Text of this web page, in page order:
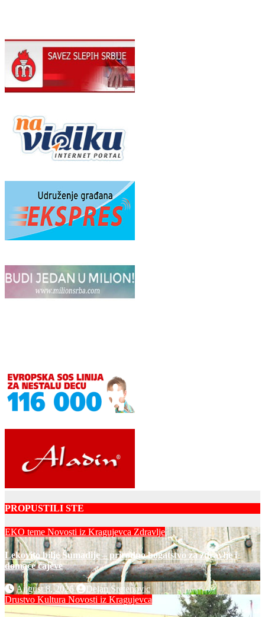
PROPUSTILI STE
EKO teme Novosti iz Kragujevca Zdravlje
Lekovito bilje Šumadije – prirodno bogatstvo za zdravlje i
domaće čajeve
August 8, 2026
Dejan Sretenovic
Drustvo Kultura Novosti iz Kragujevca